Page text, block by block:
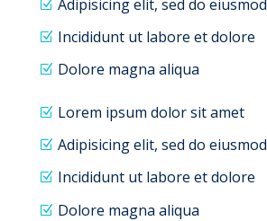
Adipisicing elit, sed do eiusmod
Incididunt ut labore et dolore
Dolore magna aliqua
Lorem ipsum dolor sit amet
Adipisicing elit, sed do eiusmod
Incididunt ut labore et dolore
Dolore magna aliqua